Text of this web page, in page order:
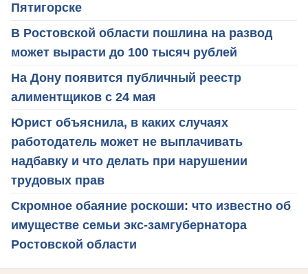
Пятигорске
В Ростовской области пошлина на развод
может вырасти до 100 тысяч рублей
На Дону появится публичный реестр
алиментщиков с 24 мая
Юрист объяснила, в каких случаях
работодатель может не выплачивать
надбавку и что делать при нарушении
трудовых прав
Скромное обаяние роскоши: что известно об
имуществе семьи экс-замгубернатора
Ростовской области